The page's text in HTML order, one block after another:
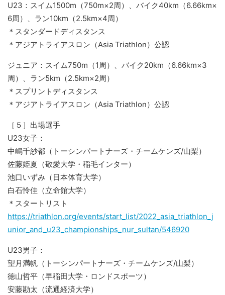
U23：スイム1500m（750m×2周）、バイク40km（6.66km×
6周）、ラン10km（2.5km×4周）
＊スタンダードディスタンス
＊アジアトライアスロン（Asia Triathlon）公認
ジュニア：スイム750m（1周）、バイク20km（6.66km×3
周）、ラン5km（2.5km×2周）
＊スプリントディスタンス
＊アジアトライアスロン（Asia Triathlon）公認
［５］出場選手
U23女子：
中嶋千紗都（トーシンパートナーズ・チームケンズ/山梨）
佐藤姫夏（敬愛大学・稲毛インター）
池口いずみ（日本体育大学）
白石怜佳（立命館大学）
＊スタートリスト
https://triathlon.org/events/start_list/2022_asia_triathlon_j
unior_and_u23_championships_nur_sultan/546920
U23男子：
望月満帆（トーシンパートナーズ・チームケンズ/山梨）
徳山哲平（早稲田大学・ロンドスポーツ）
安藤勘太（流通経済大学）